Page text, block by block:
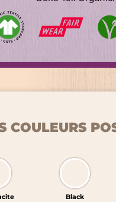
TEXTILE
LASER
SÉRIGRAPHIQUES
COULEURS
Black